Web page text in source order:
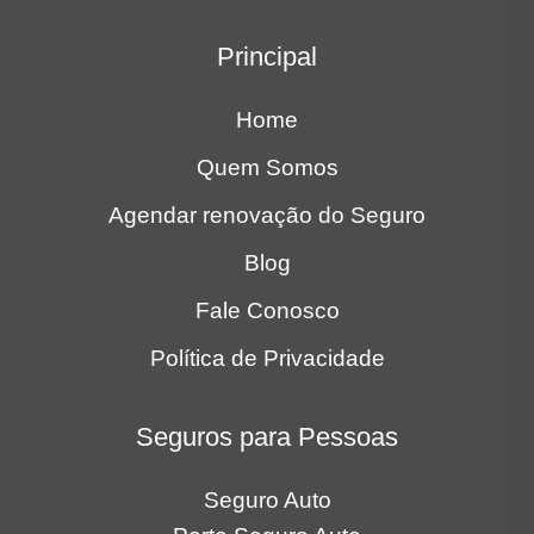
Principal
Home
Quem Somos
Agendar renovação do Seguro
Blog
Fale Conosco
Política de Privacidade
Seguros para Pessoas
Seguro Auto